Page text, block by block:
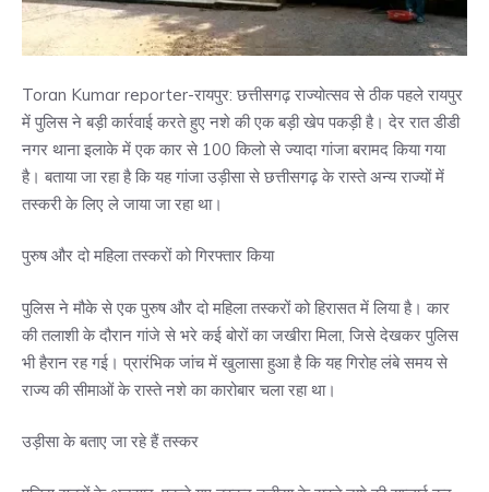
Toran Kumar reporter-रायपुर: छत्तीसगढ़ राज्योत्सव से ठीक पहले रायपुर
में पुलिस ने बड़ी कार्रवाई करते हुए नशे की एक बड़ी खेप पकड़ी है। देर रात डीडी
नगर थाना इलाके में एक कार से 100 किलो से ज्यादा गांजा बरामद किया गया
है। बताया जा रहा है कि यह गांजा उड़ीसा से छत्तीसगढ़ के रास्ते अन्य राज्यों में
तस्करी के लिए ले जाया जा रहा था।
पुरुष और दो महिला तस्करों को गिरफ्तार किया
पुलिस ने मौके से एक पुरुष और दो महिला तस्करों को हिरासत में लिया है। कार
की तलाशी के दौरान गांजे से भरे कई बोरों का जखीरा मिला, जिसे देखकर पुलिस
भी हैरान रह गई। प्रारंभिक जांच में खुलासा हुआ है कि यह गिरोह लंबे समय से
राज्य की सीमाओं के रास्ते नशे का कारोबार चला रहा था।
उड़ीसा के बताए जा रहे हैं तस्कर